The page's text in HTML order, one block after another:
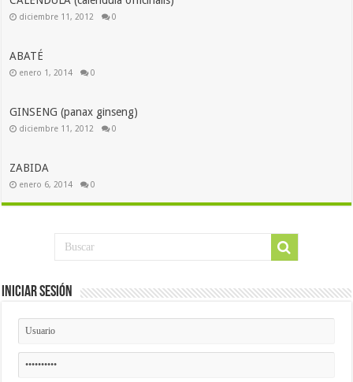
diciembre 11, 2012 0
ABATÉ
enero 1, 2014 0
GINSENG (panax ginseng)
diciembre 11, 2012 0
ZABIDA
enero 6, 2014 0
Iniciar Sesión